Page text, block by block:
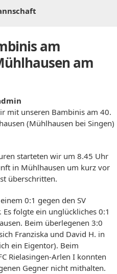
am
am
mit unseren Bambinis am 40.
(Mühlhausen bei Singen)
starteten wir um 8.45 Uhr
in Mühlhausen um kurz vor
überschritten.
0:1 gegen den SV
folgte ein unglückliches 0:1
Beim überlegenen 3:0
Franziska und David H. in
ein Eigentor). Beim
Rielasingen-Arlen I konnten
Gegner nicht mithalten.